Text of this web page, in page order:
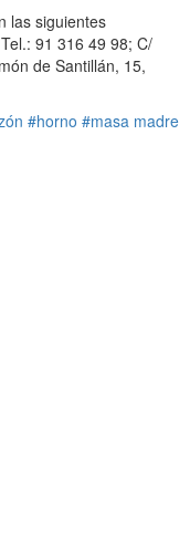
las siguientes
91 316 49 98; C/
de Santillán, 15,
#horno #masa madre